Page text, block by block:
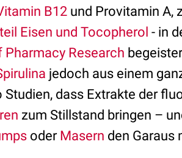
B12 und Provitamin A,
Eisen und Tocopherol - in
Research
jedoch aus einem
dass Extrakte der
zum Stillstand bringen –
oder Masern den Garaus